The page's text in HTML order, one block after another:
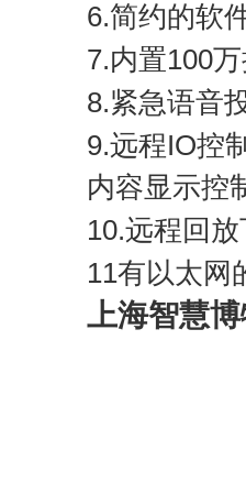
6.简约的软
7.内置100
8.紧急语音
9.远程IO控
内容显示控
10.远程回
11有以太网
上海智慧